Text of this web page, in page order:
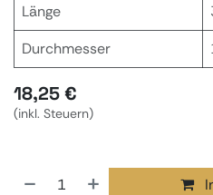
Länge
Durchmesser
18,25€
(inkl. Steuern)